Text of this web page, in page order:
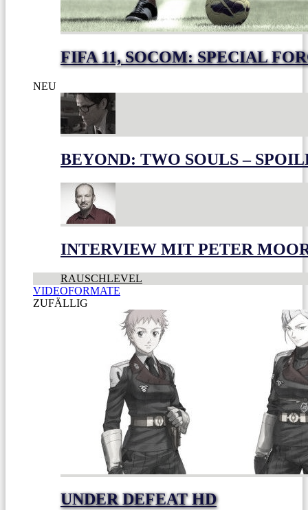
FIFA 11, SOCOM: SPECIAL
NEU
BEYOND: TWO SOULS –
INTERVIEW MIT PETER
RAUSCHLEVEL
VIDEOFORMATE
ZUFÄLLIG
UNDER DEFEAT HD